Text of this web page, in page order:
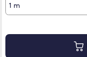
1 m